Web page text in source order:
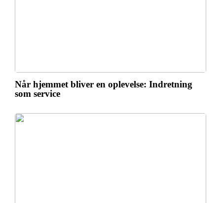
Når hjemmet bliver en oplevelse: Indretning
som service